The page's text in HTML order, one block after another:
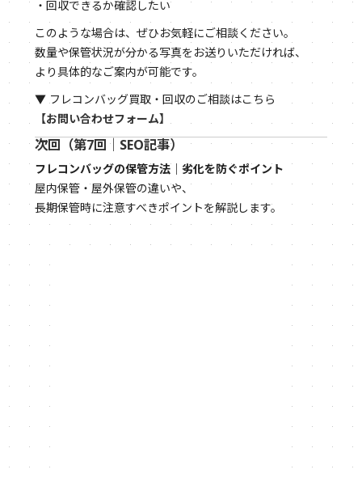
・回収できるか確認したい
このような場合は、ぜひお気軽にご相談ください。
数量や保管状況が分かる写真をお送りいただければ、
より具体的なご案内が可能です。
▼ フレコンバッグ買取・回収のご相談はこちら
【お問い合わせフォーム】
次回（第7回｜SEO記事）
フレコンバッグの保管方法｜劣化を防ぐポイント
屋内保管・屋外保管の違いや、
長期保管時に注意すべきポイントを解説します。